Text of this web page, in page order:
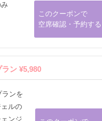
このクーポンで
空席確認・予約する
ン ¥5,980
ンを
ルの
ンジ